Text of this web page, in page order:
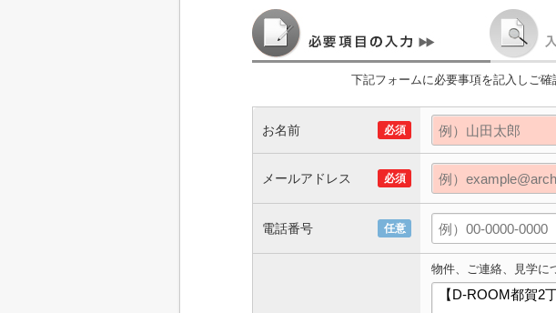
下記フォームに必要事項を記入しご
お名前 必須
メールアドレス 必須
電話番号 任意
物件、ご連絡、見学に